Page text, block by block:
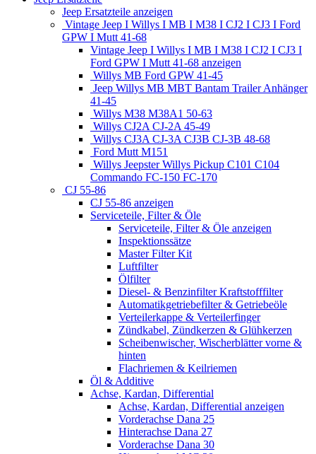
Jeep Ersatzteile anzeigen
Vintage Jeep I Willys I MB I M38 I CJ2 I CJ3 I Ford
GPW I Mutt 41-68
Vintage Jeep I Willys I MB I M38 I CJ2 I CJ3 I
Ford GPW I Mutt 41-68 anzeigen
Willys MB Ford GPW 41-45
Jeep Willys MB MBT Bantam Trailer Anhänger
41-45
Willys M38 M38A1 50-63
Willys CJ2A CJ-2A 45-49
Willys CJ3A CJ-3A CJ3B CJ-3B 48-68
Ford Mutt M151
Willys Jeepster Willys Pickup C101 C104
Commando FC-150 FC-170
CJ 55-86
CJ 55-86 anzeigen
Serviceteile, Filter & Öle
Serviceteile, Filter & Öle anzeigen
Inspektionssätze
Master Filter Kit
Luftfilter
Ölfilter
Diesel- & Benzinfilter Kraftstofffilter
Automatikgetriebefilter & Getriebeöle
Verteilerkappe & Verteilerfinger
Zündkabel, Zündkerzen & Glühkerzen
Scheibenwischer, Wischerblätter vorne &
hinten
Flachriemen & Keilriemen
Öl & Additive
Achse, Kardan, Differential
Achse, Kardan, Differential anzeigen
Vorderachse Dana 25
Hinterachse Dana 27
Vorderachse Dana 30